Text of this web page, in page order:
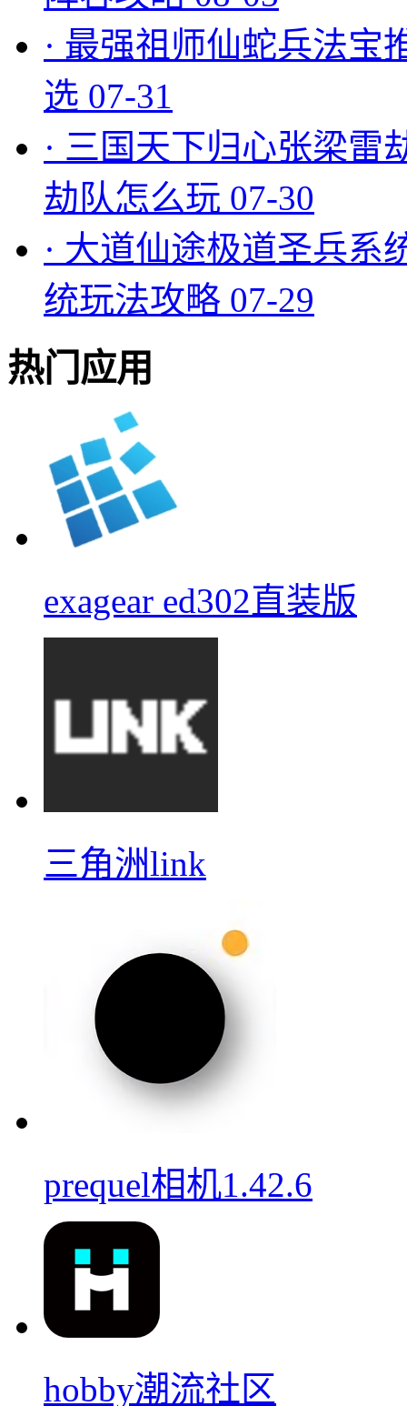
· 最强祖师仙蛇兵法宝
选 07-31
· 三国天下归心张梁雷
劫队怎么玩 07-30
· 大道仙途极道圣兵系
统玩法攻略 07-29
热门应用
exagear ed302直装版
三角洲link
prequel相机1.42.6
hobby潮流社区